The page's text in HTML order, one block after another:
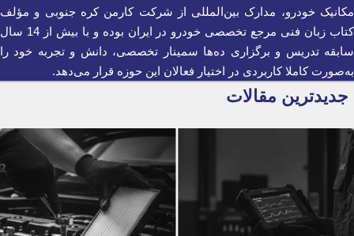
مکانیک خودرو، مدارک بین‌المللی از شرکت کارمن کره جنوبی و مؤلف
کتاب زبان فنی مرجع تخصصی خودرو در ایران بوده و با بیش از 14 سال
سابقه تدریس و برگزاری ده‌ها سمینار تخصصی، دانش و تجربه خود را
به‌صورت کاملا کاربردی در اختیار فعالان این حوزه قرار می‌دهد.
جدیدترین مقالات